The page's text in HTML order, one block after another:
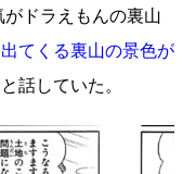
ドラえもんの裏山
てくる裏山の景色が
話していた。